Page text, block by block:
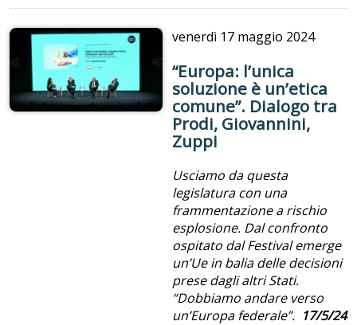
venerdì 17 maggio 2024
“Europa: l’unica
soluzione è un’etica
comune”. Dialogo tra
Prodi, Giovannini,
Zuppi
Usciamo da questa
legislatura con una
frammentazione a rischio
esplosione. Dal confronto
ospitato dal Festival emerge
un’Ue in balia delle decisioni
prese dagli altri Stati.
“Dobbiamo andare verso
un’Europa federale”. 17/5/24